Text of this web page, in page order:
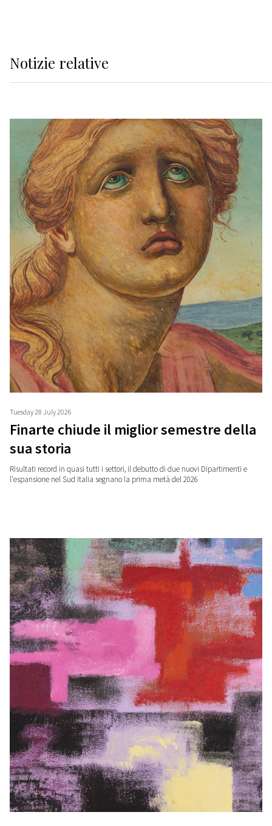
Notizie relative
Tuesday 28 July 2026
Finarte chiude il miglior semestre della
sua storia
Risultati record in quasi tutti i settori, il debutto di due nuovi Dipartimenti e
l'espansione nel Sud Italia segnano la prima metà del 2026